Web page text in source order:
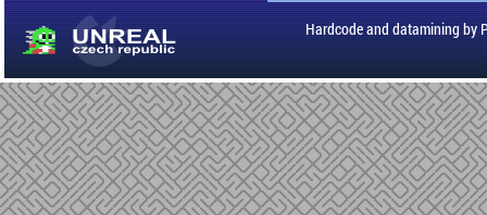
Hardcode and datamining by